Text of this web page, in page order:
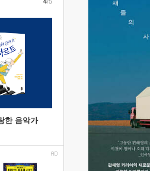
한 음악가